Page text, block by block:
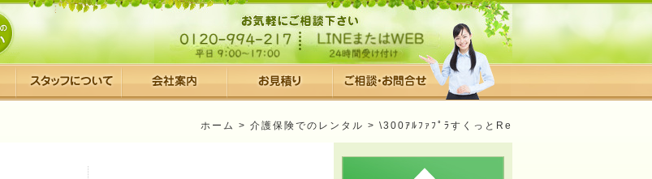
ホーム > 介護保険でのレンタル > \300ｱﾙﾌｧﾌﾟﾗすくっとRe